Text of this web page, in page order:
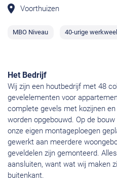
Voorthuizen
MBO Niveau 40-urige
Het Bedrijf
Wij zijn een houtbedrijf met 48
gevelelementen voor
complete gevels met kozijnen
worden opgebouwd. Op de
onze eigen montageploegen
gewerkt aan meerdere
geveldelen zijn gemonteerd.
aansluiten, want wat wij maken
buitenkant.